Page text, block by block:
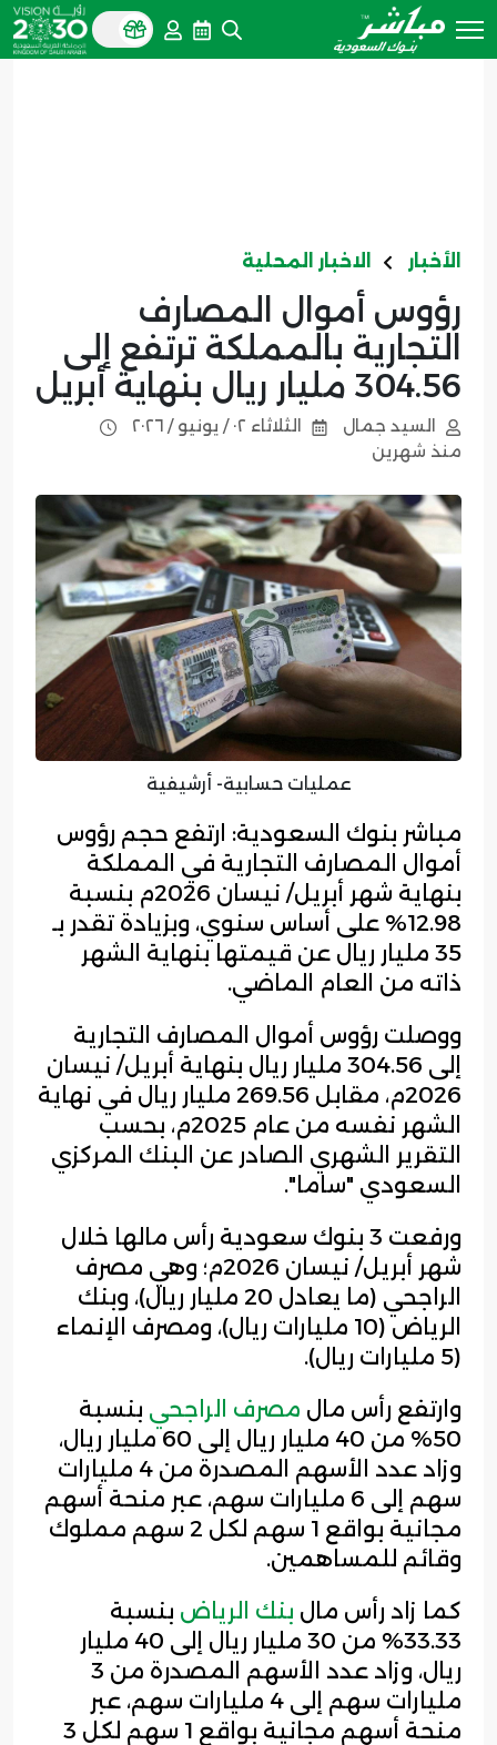
الأخبار الاخبار المحلية
رؤوس أموال المصارف
التجارية بالمملكة ترتفع إلى
304.56 مليار ريال بنهاية أبريل
السيد جمال
الثلاثاء ٠٢ / يونيو / ٢٠٢٦
منذ شهرين
عمليات حسابية- أرشيفية
مباشر بنوك السعودية: ارتفع حجم رؤوس
أموال المصارف التجارية في المملكة
بنهاية شهر أبريل/ نيسان 2026م بنسبة
12.98% على أساس سنوي، وبزيادة تقدر بـ
35 مليار ريال عن قيمتها بنهاية الشهر
ذاته من العام الماضي.
ووصلت رؤوس أموال المصارف التجارية
إلى 304.56 مليار ريال بنهاية أبريل/ نيسان
2026م، مقابل 269.56 مليار ريال في نهاية
الشهر نفسه من عام 2025م، بحسب
التقرير الشهري الصادر عن البنك المركزي
السعودي "ساما".
ورفعت 3 بنوك سعودية رأس مالها خلال
شهر أبريل/ نيسان 2026م؛ وهي مصرف
الراجحي (ما يعادل 20 مليار ريال)، وبنك
الرياض (10 مليارات ريال)، ومصرف الإنماء
(5 مليارات ريال).
وارتفع رأس مال مصرف الراجحي بنسبة
50% من 40 مليار ريال إلى 60 مليار ريال،
وزاد عدد الأسهم المصدرة من 4 مليارات
سهم إلى 6 مليارات سهم، عبر منحة أسهم
مجانية بواقع 1 سهم لكل 2 سهم مملوك
وقائم للمساهمين.
كما زاد رأس مال بنك الرياض بنسبة
33.33% من 30 مليار ريال إلى 40 مليار
ريال، وزاد عدد الأسهم المصدرة من 3
مليارات سهم إلى 4 مليارات سهم، عبر
منحة أسهم مجانية بواقع 1 سهم لكل 3